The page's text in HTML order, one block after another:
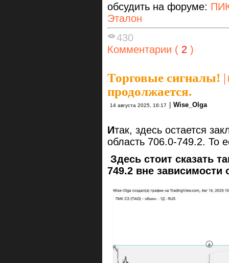
обсудить на форуме:
Эталон
430
Комментарии ( 2 )
Торговые сигналы! |
продолжается.
14 августа 2025, 16:17 Wise_Olga
Итак, здесь остается
область 706.0-749.2. То
Здесь стоит сказать
749.2 вне